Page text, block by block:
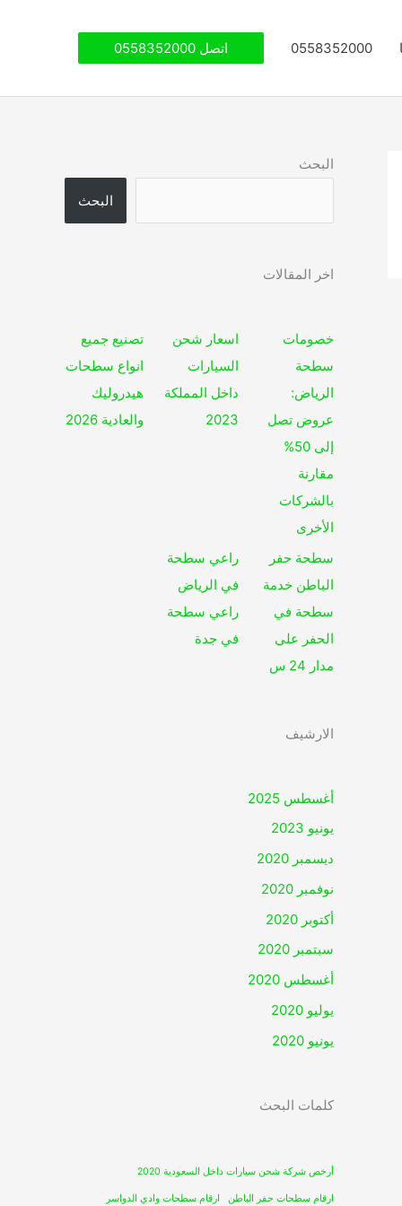
0558352000 اتصل 0558352000
البحث
البحث
اخر المقالات
خصومات
سطحة
الرياض:
عروض تصل
إلى 50%
مقارنة
بالشركات
الأخرى
اسعار شحن
السيارات
داخل المملكة
2023
تصنيع جميع
انواع سطحات
هيدروليك
والعادية 2026
سطحة حفر
الباطن خدمة
سطحة في
الحفر على
مدار 24 س
راعي سطحة
في الرياض
راعي سطحة
في جدة
الارشيف
أغسطس 2025
يونيو 2023
ديسمبر 2020
نوفمبر 2020
أكتوبر 2020
سبتمبر 2020
أغسطس 2020
يوليو 2020
يونيو 2020
كلمات البحث
أرخص شركة شحن سيارات داخل السعودية 2020
ارقام سطحات حفر الباطن ارقام سطحات وادي الدواسر